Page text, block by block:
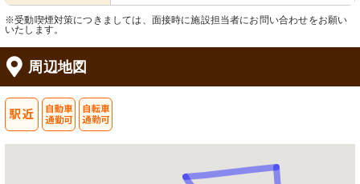
※受動喫煙対策につきましては、面接時に施設担当者にお問い合わせをお願い
いたします。
周辺地図